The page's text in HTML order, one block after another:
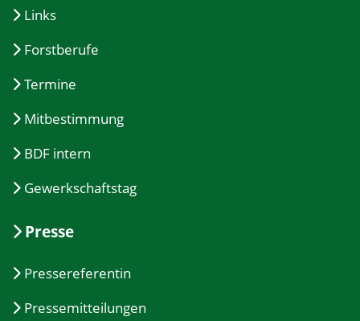
Links
Forstberufe
Termine
Mitbestimmung
BDF intern
Gewerkschaftstag
Presse
Pressereferentin
Pressemitteilungen